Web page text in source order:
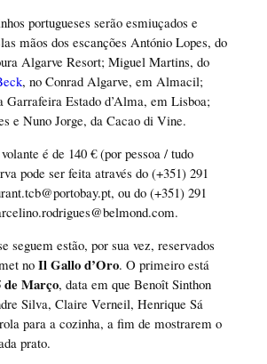
portugueses serão esmiuçados e
mãos dos escanções António Lopes, do
Algarve Resort; Miguel Martins, do
, no Conrad Algarve, em Almacil;
Garrafeira Estado d’Alma, em Lisboa;
e Nuno Jorge, da Cacao di Vine.
é de 140 € (por pessoa / tudo
pode ser feita através do (+351) 291
ou do (+351) 291
seguem estão, por sua vez, reservados
no Il Gallo d’Oro. O primeiro está
de Março, data em que Benoît Sinthon
Silva, Claire Verneil, Henrique Sá
para a cozinha, a fim de mostrarem o
prato.